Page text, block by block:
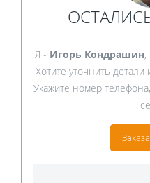
Я - Игорь Кондрашин,
Хотите уточнить детали
Укажите номер